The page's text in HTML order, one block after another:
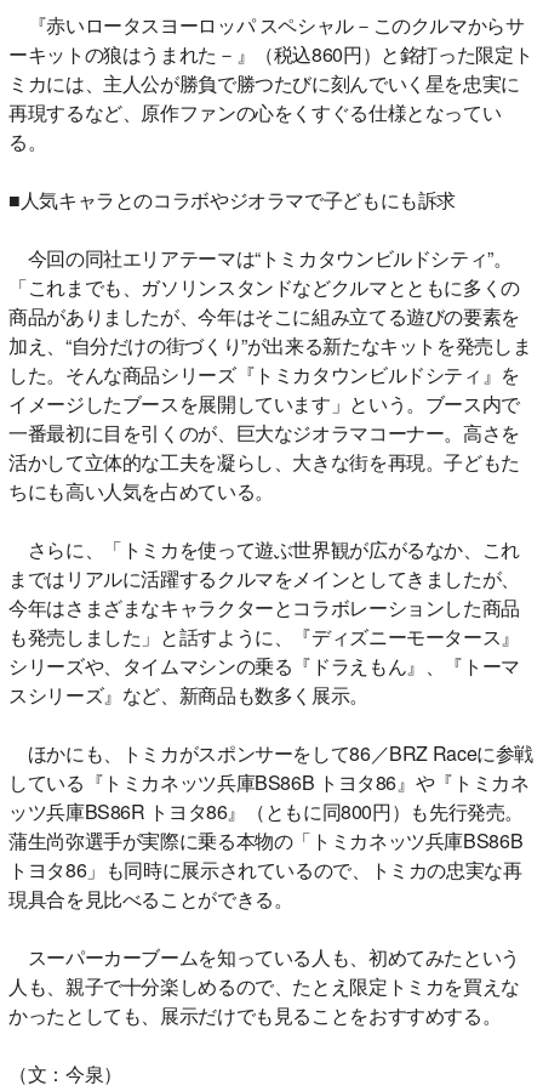
『赤いロータスヨーロッパ スペシャル－このクルマからサ
ーキットの狼はうまれた－』（税込860円）と銘打った限定ト
ミカには、主人公が勝負で勝つたびに刻んでいく星を忠実に
再現するなど、原作ファンの心をくすぐる仕様となってい
る。
■人気キャラとのコラボやジオラマで子どもにも訴求
今回の同社エリアテーマは“トミカタウンビルドシティ”。
「これまでも、ガソリンスタンドなどクルマとともに多くの
商品がありましたが、今年はそこに組み立てる遊びの要素を
加え、“自分だけの街づくり”が出来る新たなキットを発売しま
した。そんな商品シリーズ『トミカタウンビルドシティ』を
イメージしたブースを展開しています」という。ブース内で
一番最初に目を引くのが、巨大なジオラマコーナー。高さを
活かして立体的な工夫を凝らし、大きな街を再現。子どもた
ちにも高い人気を占めている。
さらに、「トミカを使って遊ぶ世界観が広がるなか、これ
まではリアルに活躍するクルマをメインとしてきましたが、
今年はさまざまなキャラクターとコラボレーションした商品
も発売しました」と話すように、『ディズニーモータース』
シリーズや、タイムマシンの乗る『ドラえもん』、『トーマ
スシリーズ』など、新商品も数多く展示。
ほかにも、トミカがスポンサーをして86／BRZ Raceに参戦
している『トミカネッツ兵庫BS86B トヨタ86』や『トミカネ
ッツ兵庫BS86R トヨタ86』（ともに同800円）も先行発売。
蒲生尚弥選手が実際に乗る本物の「トミカネッツ兵庫BS86B
トヨタ86」も同時に展示されているので、トミカの忠実な再
現具合を見比べることができる。
スーパーカーブームを知っている人も、初めてみたという
人も、親子で十分楽しめるので、たとえ限定トミカを買えな
かったとしても、展示だけでも見ることをおすすめする。
（文：今泉）